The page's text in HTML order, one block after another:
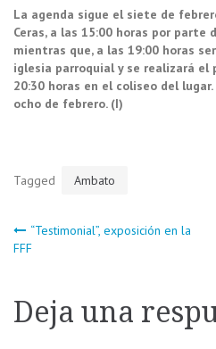
La agenda sigue el siete de
Ceras, a las 15:00 horas por parte
mientras que, a las 19:00 horas
iglesia parroquial y se realizará el
20:30 horas en el coliseo del
ocho de febrero. (I)
Tagged Ambato
Navegación
entradas
“Testimonial”, exposición en la
FFF
Deja una